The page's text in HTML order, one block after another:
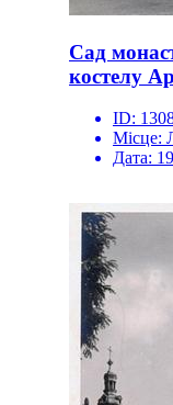
Сад
костелу
ID:
Місце:
Дата: